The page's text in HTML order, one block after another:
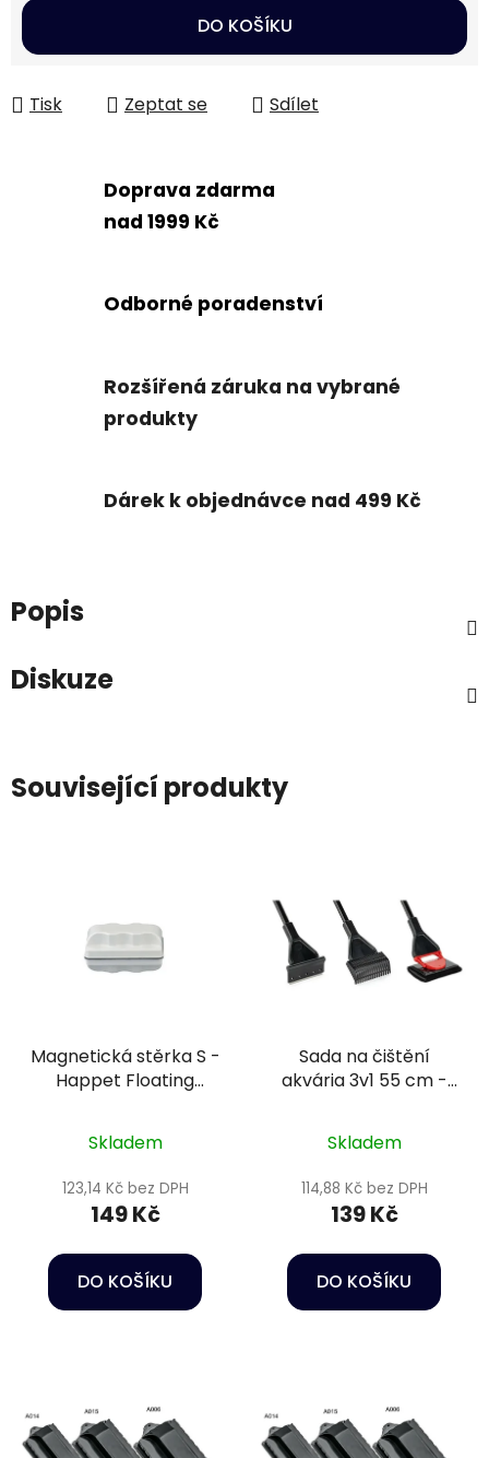
Měrná cena:
DO KOŠÍKU
Tisk Zeptat se Sdílet
Doprava zdarma
nad 1999 Kč
Odborné poradenství
Rozšířená záruka na vybrané
produkty
Dárek k objednávce nad 499 Kč
Popis
Diskuze
Související produkty
Magnetická stěrka S -
Happet Floating
Skladem
123,14 Kč bez DPH
149 Kč
DO KOŠÍKU
Sada na čištění
akvária 3v1 55 cm -
Skladem
114,88 Kč bez DPH
139 Kč
DO KOŠÍKU